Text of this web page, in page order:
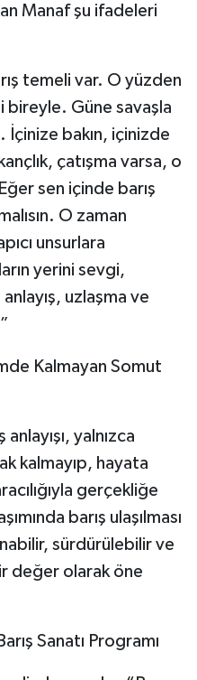
Manaf şu ifadeleri
temeli var. O yüzden
bireyle. Güne savaşla
İçinize bakın, içinizde
çatışma varsa, o
sen içinde barış
O zaman
unsurlara
yerini sevgi,
uzlaşma ve
Kalmayan Somut
yalnızca
kalmayıp, hayata
gerçekliğe
barış ulaşılması
sürdürülebilir ve
değer olarak öne
Sanatı Programı